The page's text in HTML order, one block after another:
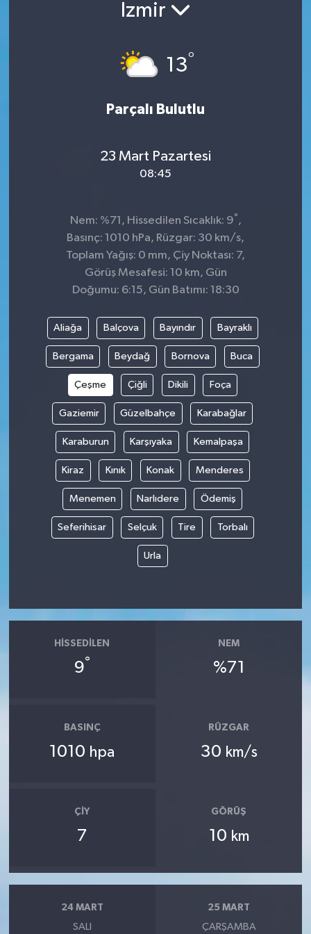
İzmir
13°
Parçalı Bulutlu
23 Mart Pazartesi
08:45
Nem: %71, Hissedilen Sıcaklık: 9° ,
Basınç: 1010 hPa, Rüzgar: 30 km/s,
Toplam Yağış: 0 mm, Çiy Noktası: 7,
Görüş Mesafesi: 10 km, Gün
Doğumu: 6:15, Gün Batımı: 18:30
Aliağa Balçova Bayındır Bayraklı
Bergama Beydağ Bornova Buca
Çeşme Çiğli Dikili Foça
Gaziemir Güzelbahçe Karabağlar
Karaburun Karşıyaka Kemalpaşa
Kiraz Kınık Konak Menderes
Menemen Narlıdere Ödemiş
Seferihisar Selçuk Tire Torbalı
Urla
HISSEDILEN
9°
NEM
%71
BASINÇ
1010 hpa
RÜZGAR
30 km/s
ÇIY
7
GÖRÜŞ
10 km
24 MART
SALI
25 MART
ÇARŞAMBA